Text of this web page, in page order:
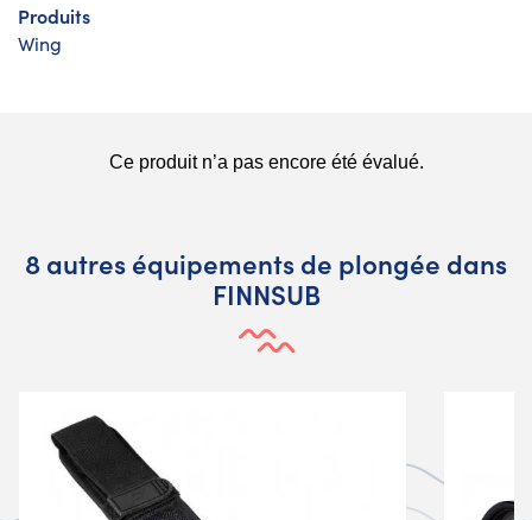
Produits
Wing
8 autres équipements de plongée dans
FINNSUB